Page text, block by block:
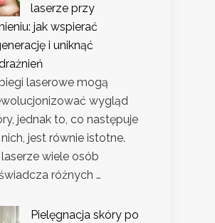
laserze przy
jak wspierać
i uniknąć
laserowe mogą
wygląd
jednak to, co następuje
jest równie istotne.
laserze wiele osób
różnych …
Pielęgnacja skóry po